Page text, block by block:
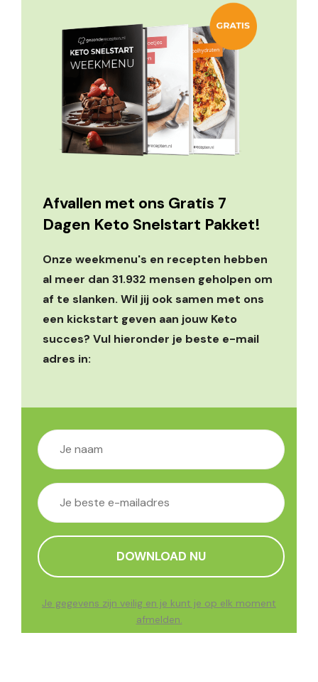
Afvallen met ons Gratis 7
Dagen Keto Snelstart Pakket!
Onze weekmenu's en recepten hebben
al meer dan 31.932 mensen geholpen om
af te slanken. Wil jij ook samen met ons
een kickstart geven aan jouw Keto
succes? Vul hieronder je beste e-mail
adres in:
Je gegevens zijn veilig en je kunt je op elk moment
afmelden.